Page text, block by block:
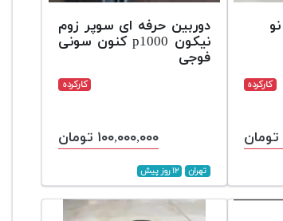
کارکرده
دوربین حرفه ای سوپر زوم
نیکون p1000 کنون سونی
فوجی
کارکرده
۱۰۰,۰۰۰,۰۰۰ تومان
تهران ۱۲ روز پیش